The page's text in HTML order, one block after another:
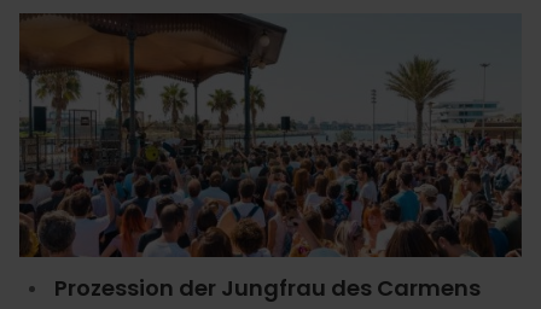
Prozession der Jungfrau des Carmens